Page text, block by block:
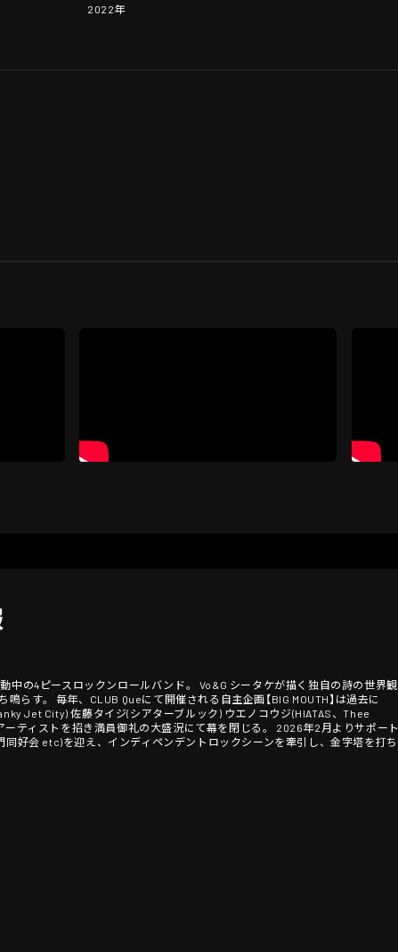
2022年
中の4ピースロックンロールバンド。 Vo&G シータケが描く独自の詩の世界観
らす。 毎年、CLUB Queにて開催される自主企画【BIG MOUTH】は過去に
Jet City) 佐藤タイジ(シアターブルック) ウエノコウジ(HIATAS、Thee
ティストを招き満員御礼の大盛況にて幕を閉じる。 2026年2月よりサポート
同好会 etc)を迎え、インディペンデントロックシーンを牽引し、金字塔を打ち